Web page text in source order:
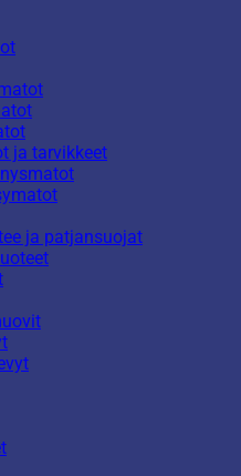
ja tarvikkeet
ja patjansuojat